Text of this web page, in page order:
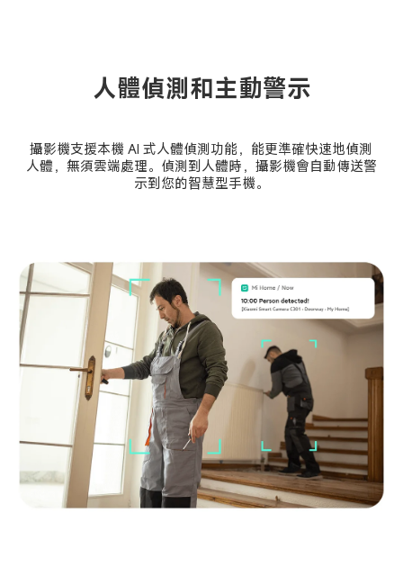
人體偵測和主動警示
攝影機支援本機 AI 式人體偵測功能，能更準確快速地偵測
人體，無須雲端處理。偵測到人體時，攝影機會自動傳送警
示到您的智慧型手機。